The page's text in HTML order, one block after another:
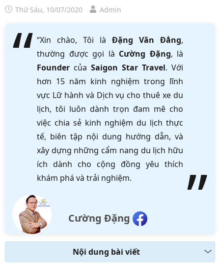
Thứ Sáu, 10/07/2020 Admin
“Xin chào, Tôi là Đặng Văn Đẳng,
thường được gọi là Cường Đặng, là
Founder của Saigon Star Travel. Với
hơn 15 năm kinh nghiệm trong lĩnh
vực Lữ hành và Dịch vụ cho thuê xe du
lịch, tôi luôn dành trọn đam mê cho
việc chia sẻ kinh nghiệm du lịch thực
tế, biên tập nội dung hướng dẫn, và
xây dựng những cẩm nang du lịch hữu
ích dành cho cộng đồng yêu thích
khám phá và trải nghiệm.
Cường Đặng
Nội dung bài viết